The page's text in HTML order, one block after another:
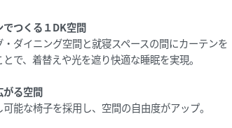
でつくる１DK空間
・ダイニング空間と就寝スペースの間にカーテンを
で、着替えや光を遮り快適な睡眠を実現。
がる空間
能な椅子を採用し、空間の自由度がアップ。